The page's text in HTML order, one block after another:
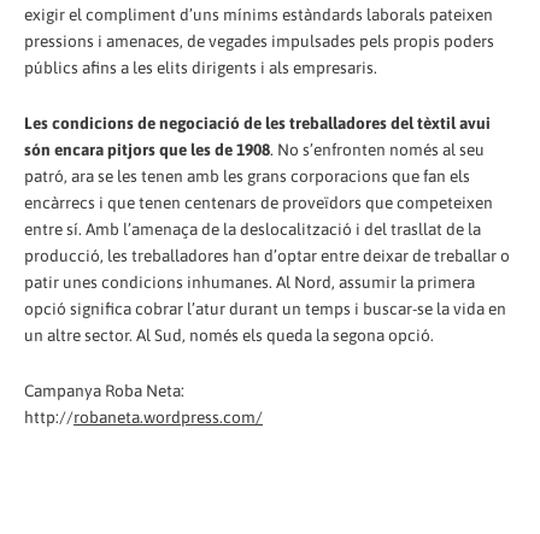
exigir el compliment d’uns mínims estàndards laborals pateixen
pressions i amenaces, de vegades impulsades pels propis poders
públics afins a les elits dirigents i als empresaris.
Les condicions de negociació de les treballadores del tèxtil avui
són encara pitjors que les de 1908. No s’enfronten només al seu
patró, ara se les tenen amb les grans corporacions que fan els
encàrrecs i que tenen centenars de proveïdors que competeixen
entre sí. Amb l’amenaça de la deslocalització i del trasllat de la
producció, les treballadores han d’optar entre deixar de treballar o
patir unes condicions inhumanes. Al Nord, assumir la primera
opció significa cobrar l’atur durant un temps i buscar-se la vida en
un altre sector. Al Sud, només els queda la segona opció.
Campanya Roba Neta:
http://robaneta.wordpress.com/